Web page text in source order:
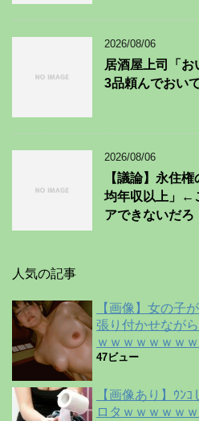
2026/08/06
居酒屋上司「お
3品頼んでおい
2026/08/06
【議論】永住
均年収以上」←
アできないだろ
人気の記事
【画像】女の子
張り付かせなが
ｗｗｗｗｗｗｗ
47ビュー
【画像あり】ｳﾝ
ロタｗｗｗｗｗ